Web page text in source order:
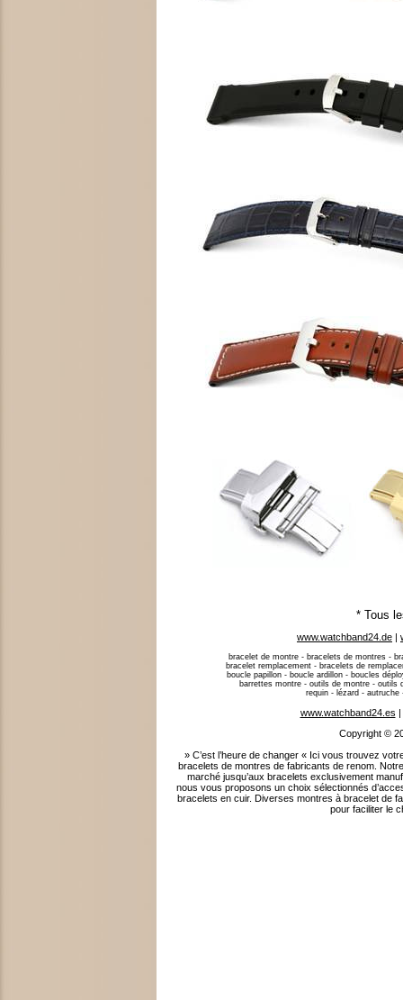
* Tous
www.watchband24.de |
bracelet de montre - bracelets de montres -
bracelet remplacement - bracelets de
boucle papillon - boucle ardillon - boucles
barrettes montre - outils de montre - outils
requin - lézard -
www.watchband24.es |
Copyright ©
» C’est l’heure de changer « Ici vous trouvez
bracelets de montres de fabricants de renom.
marché jusqu’aux bracelets exclusivement
nous vous proposons un choix sélectionnés
bracelets en cuir. Diverses montres à bracelet de
pour faciliter le